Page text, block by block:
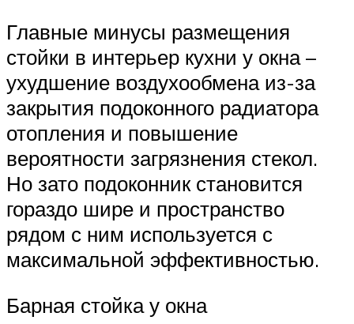
Главные минусы размещения
стойки в интерьер кухни у окна –
ухудшение воздухообмена из-за
закрытия подоконного радиатора
отопления и повышение
вероятности загрязнения стекол.
Но зато подоконник становится
гораздо шире и пространство
рядом с ним используется с
максимальной эффективностью.
Барная стойка у окна